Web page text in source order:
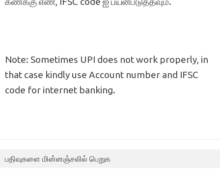
Note: Sometimes UPI does not work properly, in
that case kindly use Account number and IFSC
code for internet banking.
பதிவுகளை மின்னஞ்சலில் பெறுக